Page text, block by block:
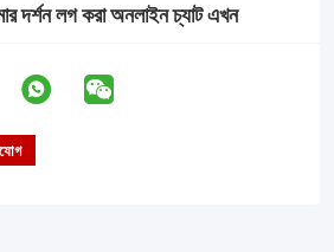
দর্শন লগ করা অনলাইন চ্যাট এখন